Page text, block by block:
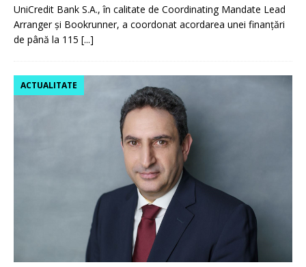
UniCredit Bank S.A., în calitate de Coordinating Mandate Lead
Arranger și Bookrunner, a coordonat acordarea unei finanțări
de până la 115 [...]
ACTUALITATE